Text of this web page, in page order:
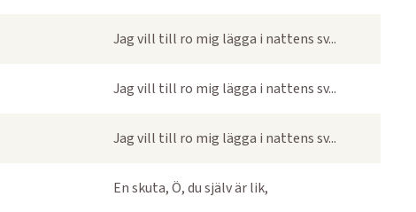
Jag vill till ro mig lägga i nattens sv...
Jag vill till ro mig lägga i nattens sv...
Jag vill till ro mig lägga i nattens sv...
En skuta, Ö, du själv är lik,